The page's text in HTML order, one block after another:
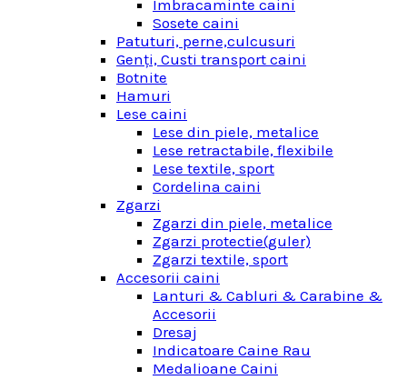
Imbracaminte caini
Sosete caini
Patuturi, perne,culcusuri
Genţi, Custi transport caini
Botnite
Hamuri
Lese caini
Lese din piele, metalice
Lese retractabile, flexibile
Lese textile, sport
Cordelina caini
Zgarzi
Zgarzi din piele, metalice
Zgarzi protectie(guler)
Zgarzi textile, sport
Accesorii caini
Lanturi & Cabluri & Carabine &
Accesorii
Dresaj
Indicatoare Caine Rau
Medalioane Caini